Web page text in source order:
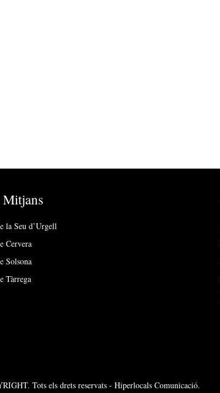
la Seu d’Urgell
Cervera
Solsona
Tàrrega
Tots els drets reservats - Hiperlocals Comunicació.